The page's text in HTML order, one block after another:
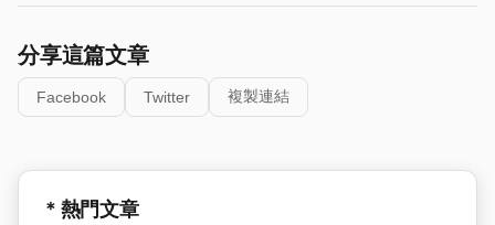
分享這篇文章
Facebook Twitter 複製連結
* 熱門文章